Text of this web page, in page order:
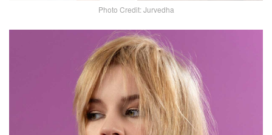
Photo Credit: Jurvedha